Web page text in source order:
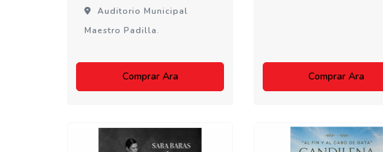
Auditorio Municipal
Maestro Padilla.
Comprar Ara Comprar Ara